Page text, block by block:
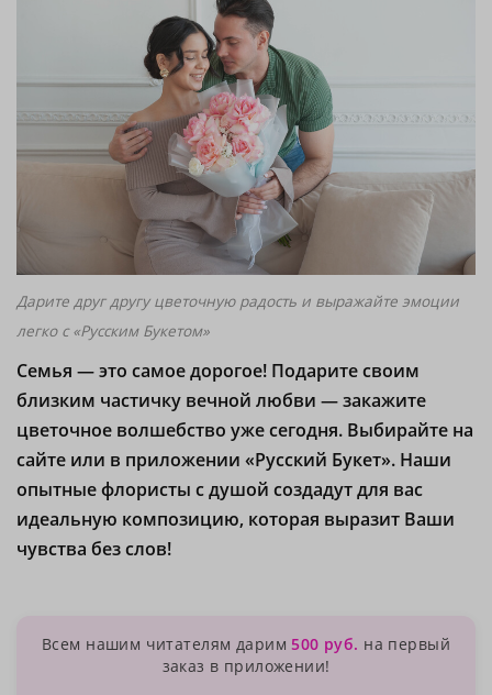
Дарите друг другу цветочную радость и выражайте эмоции
легко с «Русским Букетом»
Семья — это самое дорогое! Подарите своим
близким частичку вечной любви — закажите
цветочное волшебство уже сегодня. Выбирайте на
сайте или в приложении «Русский Букет». Наши
опытные флористы с душой создадут для вас
идеальную композицию, которая выразит Ваши
чувства без слов!
Всем нашим читателям дарим500 руб. на первый
заказ в приложении!